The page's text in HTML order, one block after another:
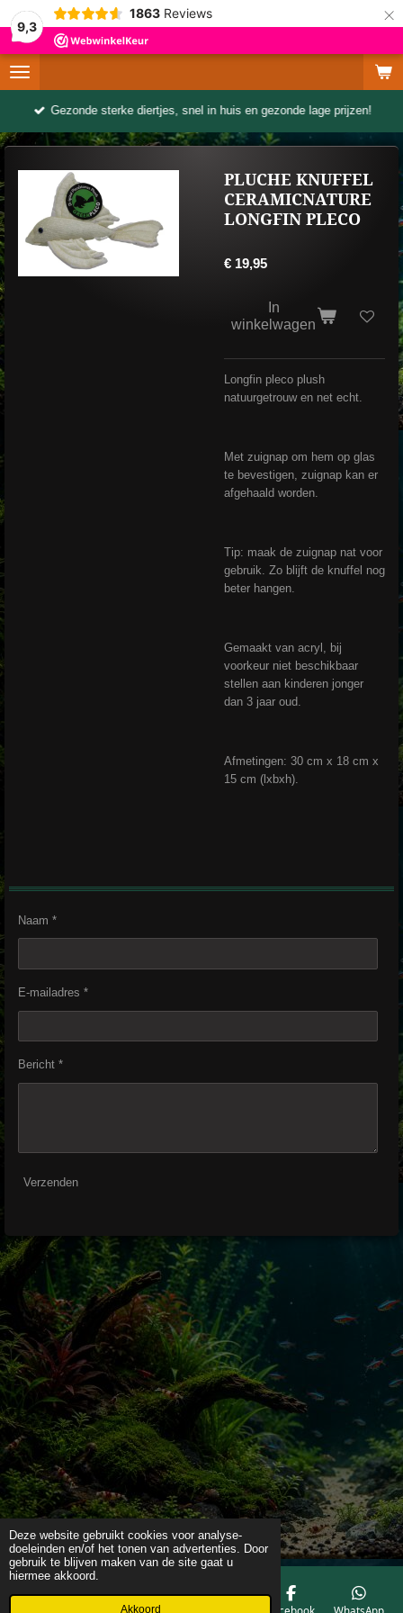
Deze website gebruikt cookies voor analyse-
doeleinden en/of het tonen van advertenties. Door
gebruik te blijven maken van de site gaat u
hiermee akkoord.
Akkoord
9,3
1863 Reviews ×
Gezonde sterke diertjes, snel in huis en gezonde lage prijzen!
PLUCHE KNUFFEL
CERAMICNATURE
LONGFIN PLECO
€ 19,95
In
winkelwagen
Longfin pleco plush
natuurgetrouw en net echt.
Met zuignap om hem op glas
te bevestigen, zuignap kan er
afgehaald worden.
Tip: maak de zuignap nat voor
gebruik. Zo blijft de knuffel nog
beter hangen.
Gemaakt van acryl, bij
voorkeur niet beschikbaar
stellen aan kinderen jonger
dan 3 jaar oud.
Afmetingen: 30 cm x 18 cm x
15 cm (lxbxh).
Naam *
E-mailadres *
Bericht *
Verzenden